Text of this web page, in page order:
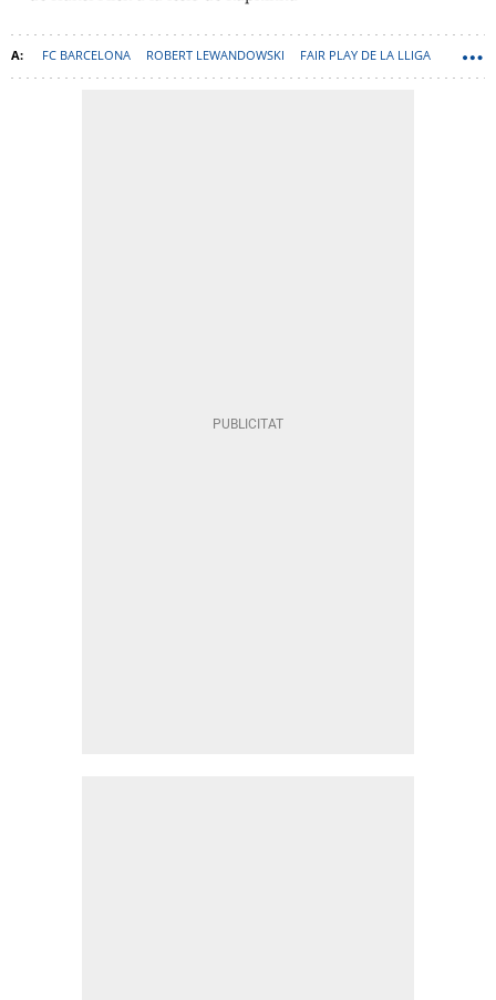
FC BARCELONA ROBERT LEWANDOWSKI FAIR PLAY DE LA LLIGA